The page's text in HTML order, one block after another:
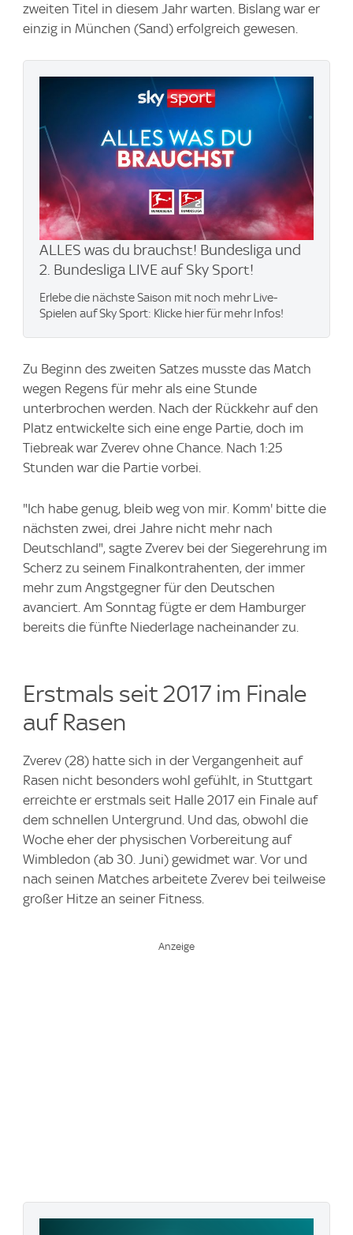
zweiten Titel in diesem Jahr warten. Bislang war er
einzig in München (Sand) erfolgreich gewesen.
ALLES was du brauchst! Bundesliga und
2. Bundesliga LIVE auf Sky Sport!
Erlebe die nächste Saison mit noch mehr Live-
Spielen auf Sky Sport: Klicke hier für mehr Infos!
Zu Beginn des zweiten Satzes musste das Match
wegen Regens für mehr als eine Stunde
unterbrochen werden. Nach der Rückkehr auf den
Platz entwickelte sich eine enge Partie, doch im
Tiebreak war Zverev ohne Chance. Nach 1:25
Stunden war die Partie vorbei.
"Ich habe genug, bleib weg von mir. Komm' bitte die
nächsten zwei, drei Jahre nicht mehr nach
Deutschland", sagte Zverev bei der Siegerehrung im
Scherz zu seinem Finalkontrahenten, der immer
mehr zum Angstgegner für den Deutschen
avanciert. Am Sonntag fügte er dem Hamburger
bereits die fünfte Niederlage nacheinander zu.
Erstmals seit 2017 im Finale
auf Rasen
Zverev (28) hatte sich in der Vergangenheit auf
Rasen nicht besonders wohl gefühlt, in Stuttgart
erreichte er erstmals seit Halle 2017 ein Finale auf
dem schnellen Untergrund. Und das, obwohl die
Woche eher der physischen Vorbereitung auf
Wimbledon (ab 30. Juni) gewidmet war. Vor und
nach seinen Matches arbeitete Zverev bei teilweise
großer Hitze an seiner Fitness.